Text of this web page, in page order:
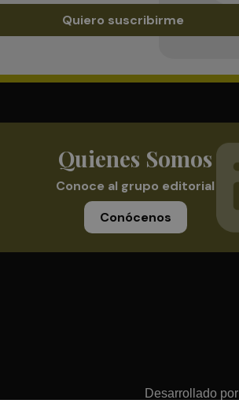
Quiero suscribirme
Quienes Somos
Conoce al grupo editorial
Conócenos
Desarrollado por